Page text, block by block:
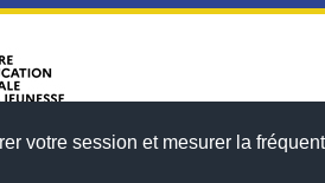
votre session et mesurer la